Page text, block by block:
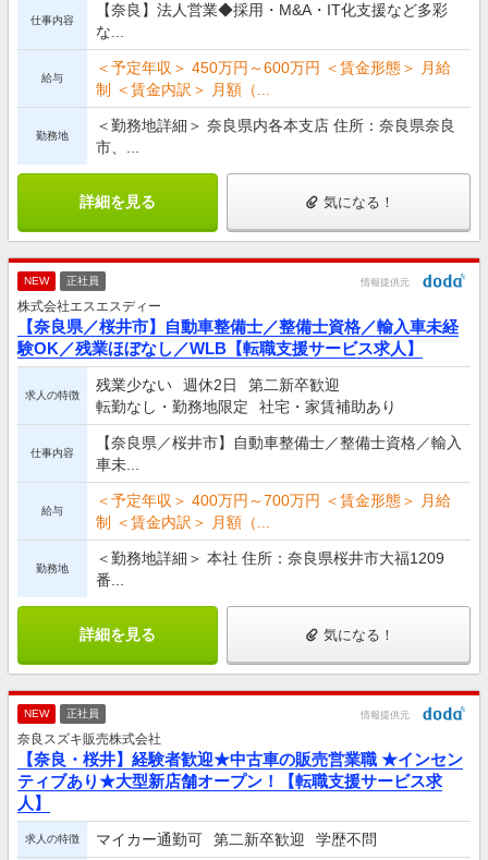
仕事内容
【奈良】法人営業◆採用・M&A・IT化支援など多彩
な...
給与
＜予定年収＞ 450万円～600万円 ＜賃金形態＞ 月給
制 ＜賃金内訳＞ 月額（...
勤務地
＜勤務地詳細＞ 奈良県内各本支店 住所：奈良県奈良
市、...
詳細を見る 気になる！
NEW 正社員 情報提供元
株式会社エスエスディー
【奈良県／桜井市】自動車整備士／整備士資格／輸入車未経
験OK／残業ほぼなし／WLB【転職支援サービス求人】
求人の特徴
残業少ない 週休2日
第二新卒歓迎
転勤なし・勤務地限定
社宅・家賃補助あり
仕事内容
【奈良県／桜井市】自動車整備士／整備士資格／輸入
車未...
給与
＜予定年収＞ 400万円～700万円 ＜賃金形態＞ 月給
制 ＜賃金内訳＞ 月額（...
勤務地
＜勤務地詳細＞ 本社 住所：奈良県桜井市大福1209
番...
詳細を見る 気になる！
NEW 正社員 情報提供元
奈良スズキ販売株式会社
【奈良・桜井】経験者歓迎★中古車の販売営業職 ★インセン
ティブあり★大型新店舗オープン！【転職支援サービス求
人】
求人の特徴 マイカー通勤可 第二新卒歓迎 学歴不問